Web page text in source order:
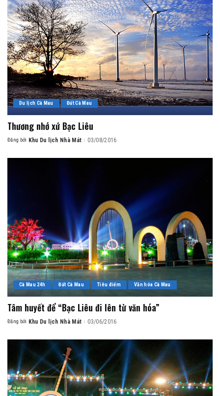
Du lịch Cà Mau Đất Cà Mau
Thương nhớ xứ Bạc Liêu
Posted
Đăng bởi Khu Du lịch Nhà Mát 03/08/2016
Cà Mau 24h Đất Cà Mau Tiêu điểm Văn hóa Cà Mau
Tâm huyết để “Bạc Liêu đi lên từ văn hóa”
Posted
Đăng bởi Khu Du lịch Nhà Mát 03/06/2016